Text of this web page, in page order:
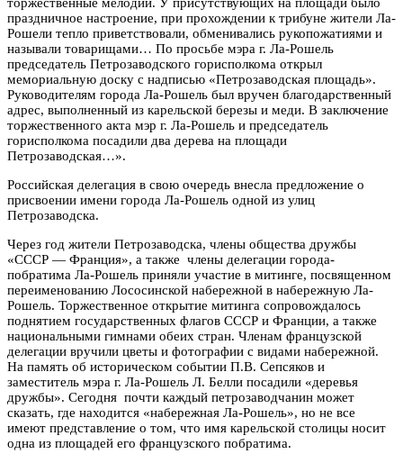
праздничное настроение, при прохождении к трибуне жители Ла-
Рошели тепло приветствовали, обменивались рукопожатиями и
называли товарищами… По просьбе мэра г. Ла-Рошель
председатель Петрозаводского горисполкома открыл
мемориальную доску с надписью «Петрозаводская площадь».
Руководителям города Ла-Рошель был вручен благодарственный
адрес, выполненный из карельской березы и меди. В заключение
торжественного акта мэр г. Ла-Рошель и председатель
горисполкома посадили два дерева на площади
Петрозаводская…».
Российская делегация в свою очередь внесла предложение о
присвоении имени города Ла-Рошель одной из улиц
Петрозаводска.
Через год жители Петрозаводска, члены общества дружбы
«СССР — Франция», а также члены делегации города-
побратима Ла-Рошель приняли участие в митинге, посвященном
переименованию Лососинской набережной в набережную Ла-
Рошель. Торжественное открытие митинга сопровождалось
поднятием государственных флагов СССР и Франции, а также
национальными гимнами обеих стран. Членам французской
делегации вручили цветы и фотографии с видами набережной.
На память об историческом событии П.В. Сепсяков и
заместитель мэра г. Ла-Рошель Л. Белли посадили «деревья
дружбы». Сегодня почти каждый петрозаводчанин может
сказать, где находится «набережная Ла-Рошель», но не все
имеют представление о том, что имя карельской столицы носит
одна из площадей его французского побратима.